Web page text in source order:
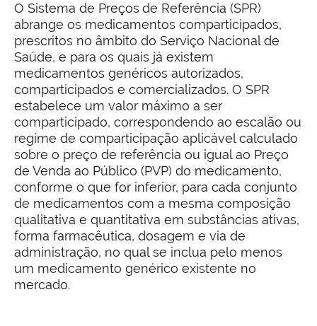
O Sistema de Preços de Referência (SPR)
abrange os medicamentos comparticipados,
prescritos no âmbito do Serviço Nacional de
Saúde, e para os quais já existem
medicamentos genéricos autorizados,
comparticipados e comercializados. O SPR
estabelece um valor máximo a ser
comparticipado, correspondendo ao escalão ou
regime de comparticipação aplicável calculado
sobre o preço de referência ou igual ao Preço
de Venda ao Público (PVP) do medicamento,
conforme o que for inferior, para cada conjunto
de medicamentos com a mesma composição
qualitativa e quantitativa em substâncias ativas,
forma farmacêutica, dosagem e via de
administração, no qual se inclua pelo menos
um medicamento genérico existente no
mercado.